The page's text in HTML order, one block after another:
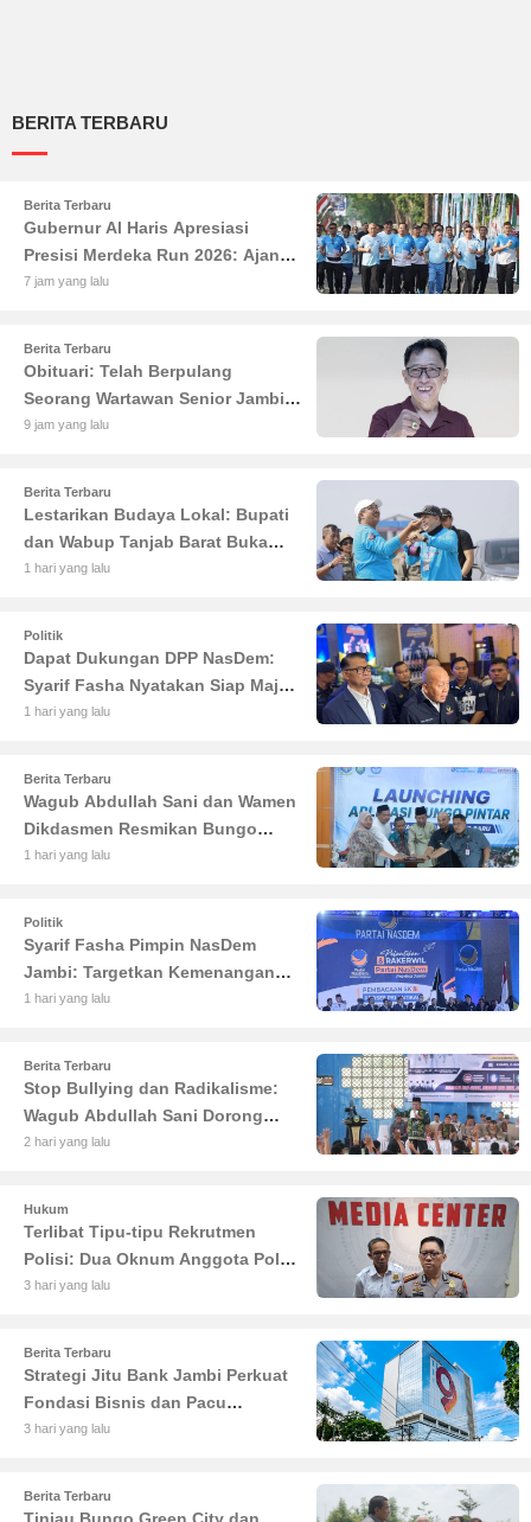
BERITA TERBARU
Berita Terbaru
Gubernur Al Haris Apresiasi
Presisi Merdeka Run 2026: Ajang
Olahraga yang Gerakkan UMKM
7 jam yang lalu
Berita Terbaru
Obituari: Telah Berpulang
Seorang Wartawan Senior Jambi
Hery Farmansyah atau Hery
9 jam yang lalu
Berita Terbaru
Lestarikan Budaya Lokal: Bupati
dan Wabup Tanjab Barat Buka
Lomba Sauk'an Layangan
1 hari yang lalu
Politik
Dapat Dukungan DPP NasDem:
Syarif Fasha Nyatakan Siap Maju
di Pilgub Jambi
1 hari yang lalu
Berita Terbaru
Wagub Abdullah Sani dan Wamen
Dikdasmen Resmikan Bungo
Pintar: Dorong Digitalisasi
1 hari yang lalu
Politik
Syarif Fasha Pimpin NasDem
Jambi: Targetkan Kemenangan
Besar di Pemilu 2029
1 hari yang lalu
Berita Terbaru
Stop Bullying dan Radikalisme:
Wagub Abdullah Sani Dorong
Siswa Jadi Garda Terdepan
2 hari yang lalu
Hukum
Terlibat Tipu-tipu Rekrutmen
Polisi: Dua Oknum Anggota Polda
Jambi Diciduk Propam
3 hari yang lalu
Berita Terbaru
Strategi Jitu Bank Jambi Perkuat
Fondasi Bisnis dan Pacu
Pertumbuhan Ekonomi Jambi
3 hari yang lalu
Berita Terbaru